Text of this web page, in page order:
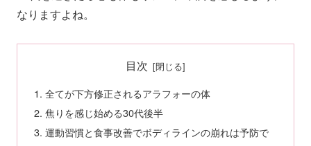
なりますよね。
目次
全てが下方修正されるアラフォーの体
焦りを感じ始める30代後半
運動習慣と食事改善でボディラインの崩れは予防で